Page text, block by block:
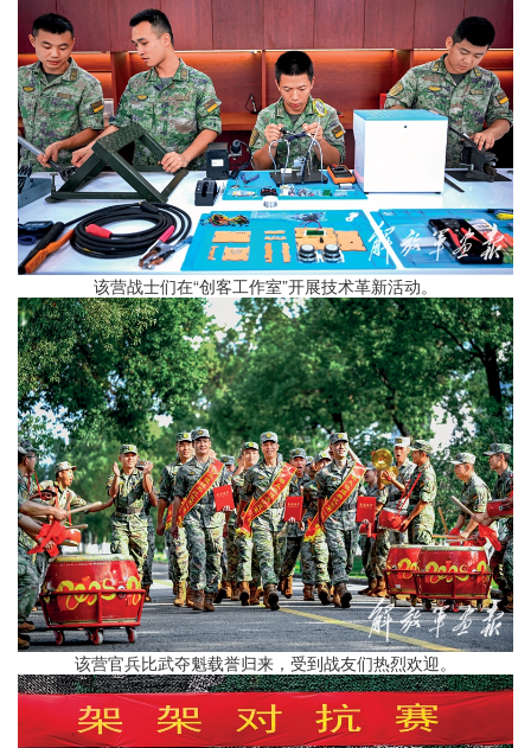
该营战士们在“创客工作室”开展技术革新活动。
该营官兵比武夺魁载誉归来，受到战友们热烈欢迎。